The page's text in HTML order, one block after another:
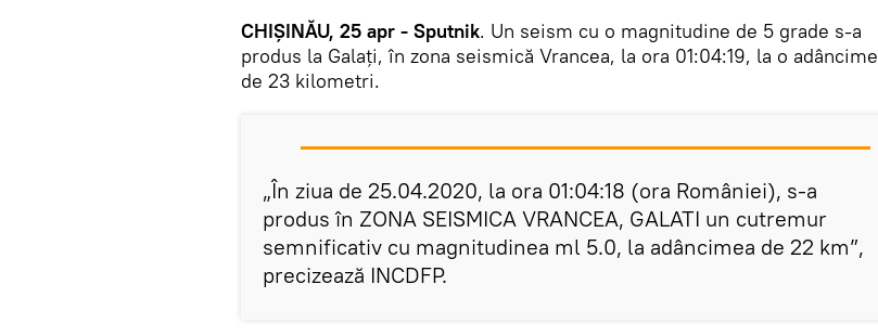
CHIȘINĂU, 25 apr - Sputnik. Un seism cu o magnitudine de 5 grade s-a
produs la Galați, în zona seismică Vrancea, la ora 01:04:19, la o adâncime
de 23 kilometri.
„În ziua de 25.04.2020, la ora 01:04:18 (ora României), s-a
produs în ZONA SEISMICA VRANCEA, GALATI un cutremur
semnificativ cu magnitudinea ml 5.0, la adâncimea de 22 km”,
precizează INCDFP.